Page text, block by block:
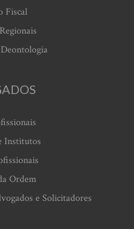
Fiscal
Institutos
Ordem
e Solicitadores